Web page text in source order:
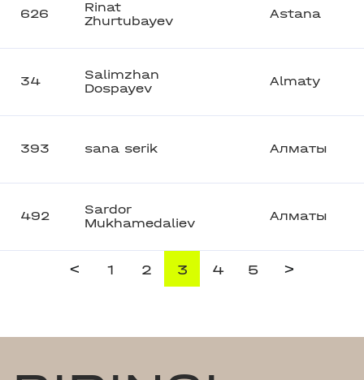
626
Rinat
Zhurtubayev
Astana
34
Salimzhan
Dospayev
Almaty
393 sana serik Алматы
492
Sardor
Mukhamedaliev
Алматы
< 1 2 3 4 5 >